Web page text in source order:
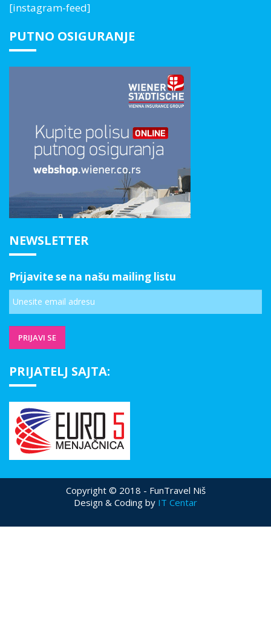
[instagram-feed]
PUTNO OSIGURANJE
NEWSLETTER
Prijavite se na našu mailing listu
PRIJATELJ SAJTA:
Copyright © 2018 - FunTravel Niš
Design & Coding by IT Centar